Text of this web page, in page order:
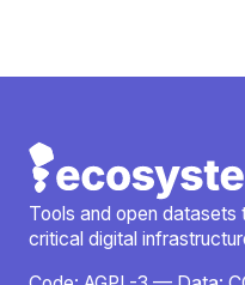
Tools and open datasets
critical digital